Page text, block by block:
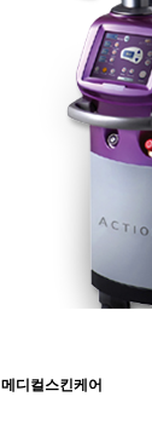
메디컬스킨케어